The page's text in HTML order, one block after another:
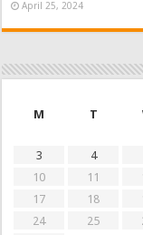
April 25, 2024
M
T
3
4
10
11
17
18
24
25